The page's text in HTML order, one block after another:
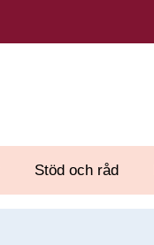
Stöd och råd